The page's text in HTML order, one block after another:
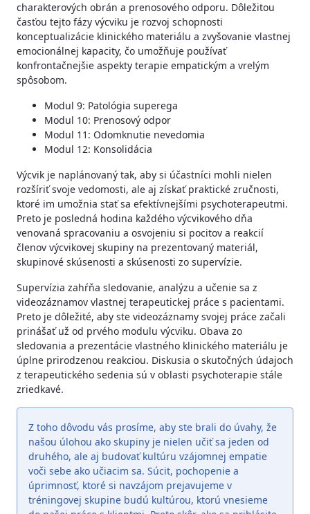
charakterových obrán a prenosového odporu. Dôležitou
časťou tejto fázy výcviku je rozvoj schopnosti
konceptualizácie klinického materiálu a zvyšovanie vlastnej
emocionálnej kapacity, čo umožňuje používať
konfrontačnejšie aspekty terapie empatickým a vrelým
spôsobom.
Modul 9: Patológia superega
Modul 10: Prenosový odpor
Modul 11: Odomknutie nevedomia
Modul 12: Konsolidácia
Výcvik je naplánovaný tak, aby si účastníci mohli nielen
rozšíriť svoje vedomosti, ale aj získať praktické zručnosti,
ktoré im umožnia stať sa efektívnejšími psychoterapeutmi.
Preto je posledná hodina každého výcvikového dňa
venovaná spracovaniu a osvojeniu si pocitov a reakcií
členov výcvikovej skupiny na prezentovaný materiál,
skupinové skúsenosti a skúsenosti zo supervízie.
Supervízia zahŕňa sledovanie, analýzu a učenie sa z
videozáznamov vlastnej terapeutickej práce s pacientami.
Preto je dôležité, aby ste videozáznamy svojej práce začali
prinášať už od prvého modulu výcviku. Obava zo
sledovania a prezentácie vlastného klinického materiálu je
úplne prirodzenou reakciou. Diskusia o skutočných údajoch
z terapeutického sedenia sú v oblasti psychoterapie stále
zriedkavé.
Z toho dôvodu vás prosíme, aby ste brali do úvahy, že
našou úlohou ako skupiny je nielen učiť sa jeden od
druhého, ale aj budovať kultúru vzájomnej empatie
voči sebe ako učiacim sa. Súcit, pochopenie a
úprimnosť, ktoré si navzájom prejavujeme v
tréningovej skupine budú kultúrou, ktorú vnesieme